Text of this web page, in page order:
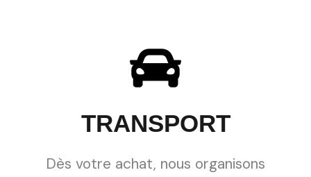
TRANSPORT
Dès votre achat, nous organisons